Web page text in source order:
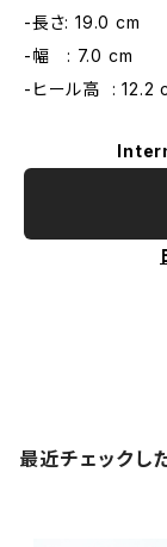
-長さ: 19.0 cm
-幅 : 7.0 cm
-ヒール高 : 12.2
最近チェックし